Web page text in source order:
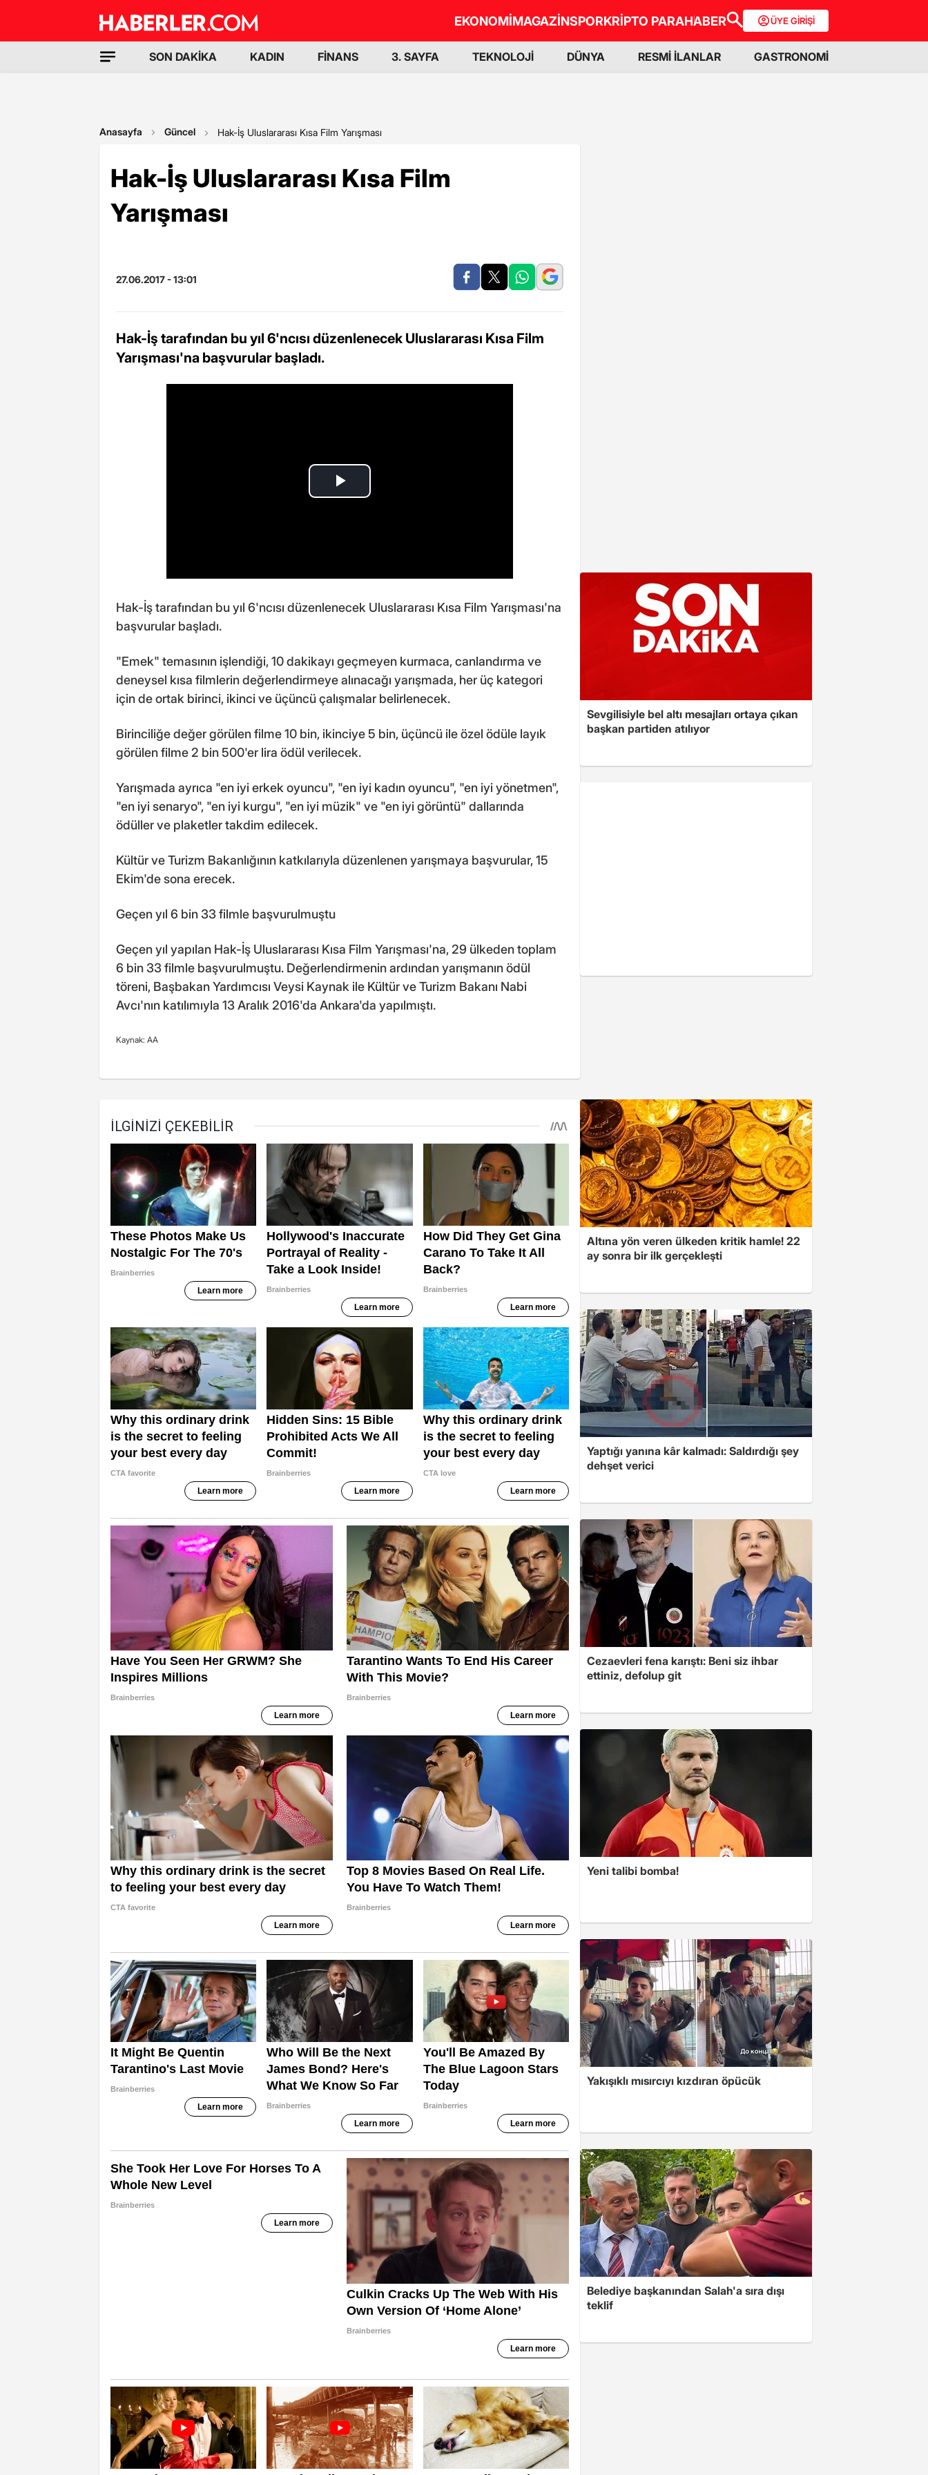
EKONOMİMAGAZİNSPORKRİPTO PARAHABER ÜYE GİRİŞİ
SON DAKİKA KADIN FİNANS 3. SAYFA TEKNOLOJİ DÜNYA RESMİ İLANLAR GASTRONOMİ
Anasayfa Güncel Hak-İş Uluslararası Kısa Film Yarışması
Hak-İş Uluslararası Kısa Film
Yarışması
27.06.2017 - 13:01
Hak-İş tarafından bu yıl 6'ncısı düzenlenecek Uluslararası Kısa Film
Yarışması'na başvurular başladı.
Hak-İş tarafından bu yıl 6'ncısı düzenlenecek Uluslararası Kısa Film Yarışması'na
başvurular başladı.
"Emek" temasının işlendiği, 10 dakikayı geçmeyen kurmaca, canlandırma ve
deneysel kısa filmlerin değerlendirmeye alınacağı yarışmada, her üç kategori
için de ortak birinci, ikinci ve üçüncü çalışmalar belirlenecek.
Birinciliğe değer görülen filme 10 bin, ikinciye 5 bin, üçüncü ile özel ödüle layık
görülen filme 2 bin 500'er lira ödül verilecek.
Yarışmada ayrıca "en iyi erkek oyuncu", "en iyi kadın oyuncu", "en iyi yönetmen",
"en iyi senaryo", "en iyi kurgu", "en iyi müzik" ve "en iyi görüntü" dallarında
ödüller ve plaketler takdim edilecek.
Kültür ve Turizm Bakanlığının katkılarıyla düzenlenen yarışmaya başvurular, 15
Ekim'de sona erecek.
Geçen yıl 6 bin 33 filmle başvurulmuştu
Geçen yıl yapılan Hak-İş Uluslararası Kısa Film Yarışması'na, 29 ülkeden toplam
6 bin 33 filmle başvurulmuştu. Değerlendirmenin ardından yarışmanın ödül
töreni, Başbakan Yardımcısı Veysi Kaynak ile Kültür ve Turizm Bakanı Nabi
Avcı'nın katılımıyla 13 Aralık 2016'da Ankara'da yapılmıştı.
Kaynak: AA
Sevgilisiyle bel altı mesajları ortaya çıkan
başkan partiden atılıyor
Altına yön veren ülkeden kritik hamle! 22
ay sonra bir ilk gerçekleşti
Yaptığı yanına kâr kalmadı: Saldırdığı şey
dehşet verici
Cezaevleri fena karıştı: Beni siz ihbar
ettiniz, defolup git
Yeni talibi bomba!
Yakışıklı mısırcıyı kızdıran öpücük
Belediye başkanından Salah'a sıra dışı
teklif